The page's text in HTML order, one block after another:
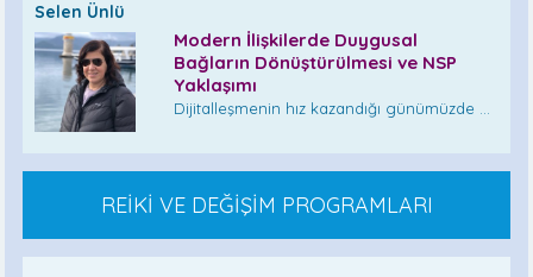
Selen Ünlü
Modern İlişkilerde Duygusal
Bağların Dönüştürülmesi ve NSP
Yaklaşımı
Dijitalleşmenin hız kazandığı günümüzde ...
REİKİ VE DEĞİŞİM PROGRAMLARI